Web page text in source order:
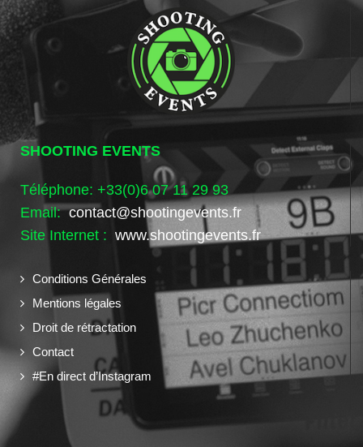
SHOOTING EVENTS
Téléphone: +33(0)6 07 11 29 93
Email:contact@shootingevents.fr
Site Internet : www.shootingevents.fr
Conditions Générales
Mentions légales
Droit de rétractation
Contact
#En direct d’Instagram